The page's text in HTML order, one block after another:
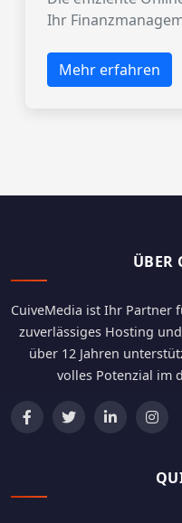
Ihr
Mehr erfahren
ÜBER
CuiveMedia ist Ihr Partner
zuverlässiges Hosting
über 12 Jahren
volles Potenzial im